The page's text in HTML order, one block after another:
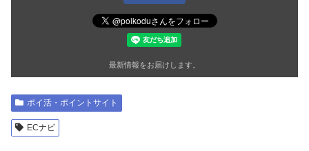
最新情報をお届けします。
ポイ活・ポイントサイト
ECナビ